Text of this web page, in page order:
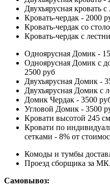
Двухъярусная кровать
Кровать-чердак - 2000
Кровать-чердак со
Кровать-чердак с
Одноярусная Домик -
Одноярусная Домик с
2500 руб
Двухъярусная Домик -
Двухъярусная Домик с
Домик Чердак - 3500
Угловой Домик - 3500
Кровати высотой 245
Кровати по
сетками - 8% от
Комоды и тумбы
Проезд сборщика за
Самовывоз: